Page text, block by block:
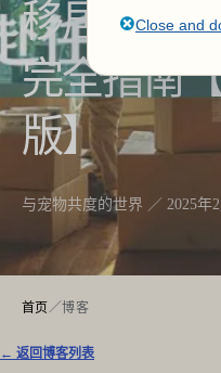
移居｜家
完全指南
版】
与宠物共度的世界 ／ 2025年2
首页／博客
← 返回博客列表
Close and